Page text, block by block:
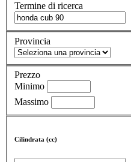
Termine di ricerca
Provincia
Prezzo
Minimo
Massimo
Cilindrata (cc)